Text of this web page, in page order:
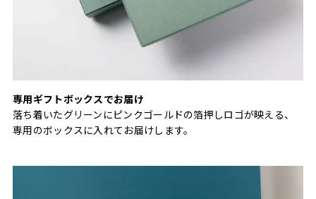
専用ギフトボックスでお届け
落ち着いたグリーンにピンクゴールドの箔押しロゴが映える、
専用のボックスに入れてお届けします。